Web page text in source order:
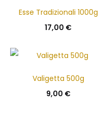
Esse Tradizionali 1000g
17,00 €
Valigetta 500g
9,00 €